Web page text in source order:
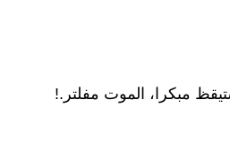
مبكرا، الموت مفلتر.!